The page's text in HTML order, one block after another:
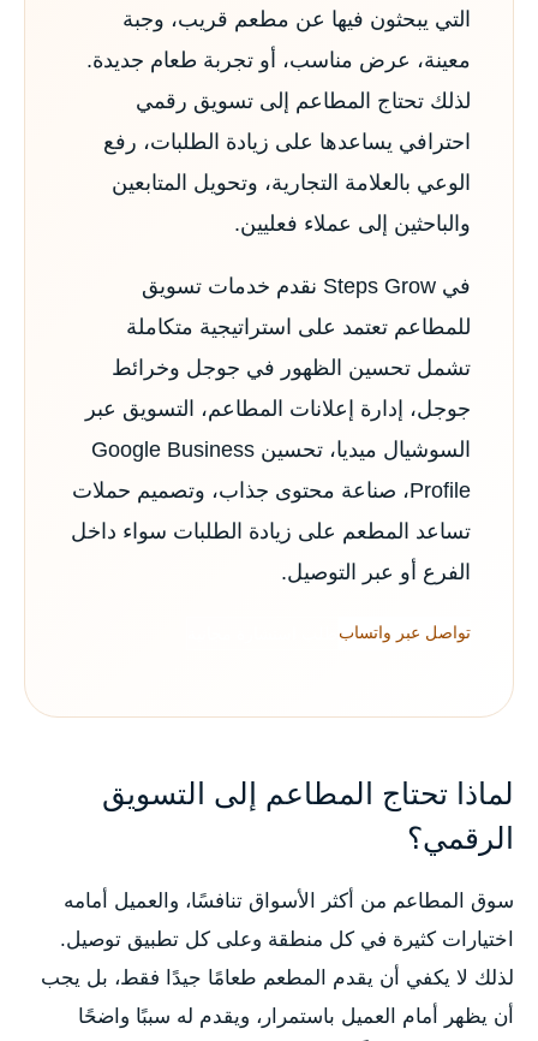
التي يبحثون فيها عن مطعم قريب، وجبة
معينة، عرض مناسب، أو تجربة طعام جديدة.
لذلك تحتاج المطاعم إلى تسويق رقمي
احترافي يساعدها على زيادة الطلبات، رفع
الوعي بالعلامة التجارية، وتحويل المتابعين
والباحثين إلى عملاء فعليين.
في Steps Grow نقدم خدمات تسويق
للمطاعم تعتمد على استراتيجية متكاملة
تشمل تحسين الظهور في جوجل وخرائط
جوجل، إدارة إعلانات المطاعم، التسويق عبر
السوشيال ميديا، تحسين Google Business
Profile، صناعة محتوى جذاب، وتصميم حملات
تساعد المطعم على زيادة الطلبات سواء داخل
الفرع أو عبر التوصيل.
تواصل عبر واتساب
لماذا تحتاج المطاعم إلى التسويق
الرقمي؟
سوق المطاعم من أكثر الأسواق تنافسًا، والعميل أمامه
اختيارات كثيرة في كل منطقة وعلى كل تطبيق توصيل.
لذلك لا يكفي أن يقدم المطعم طعامًا جيدًا فقط، بل يجب
أن يظهر أمام العميل باستمرار، ويقدم له سببًا واضحًا